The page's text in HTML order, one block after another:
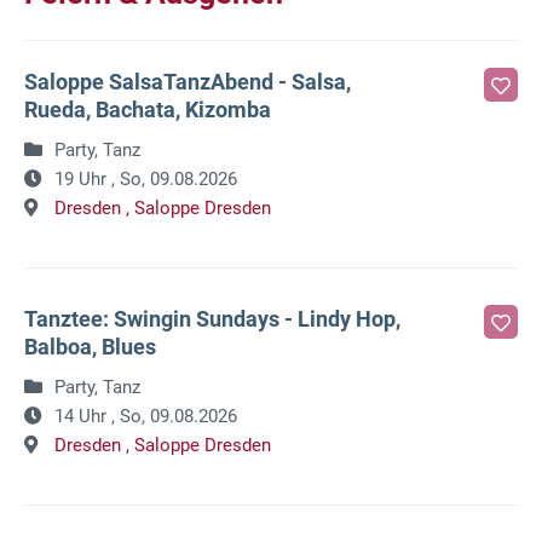
Saloppe SalsaTanzAbend - Salsa,
Rueda, Bachata, Kizomba
Party, Tanz
19 Uhr , So, 09.08.2026
Dresden , Saloppe Dresden
Tanztee: Swingin Sundays - Lindy Hop,
Balboa, Blues
Party, Tanz
14 Uhr , So, 09.08.2026
Dresden , Saloppe Dresden